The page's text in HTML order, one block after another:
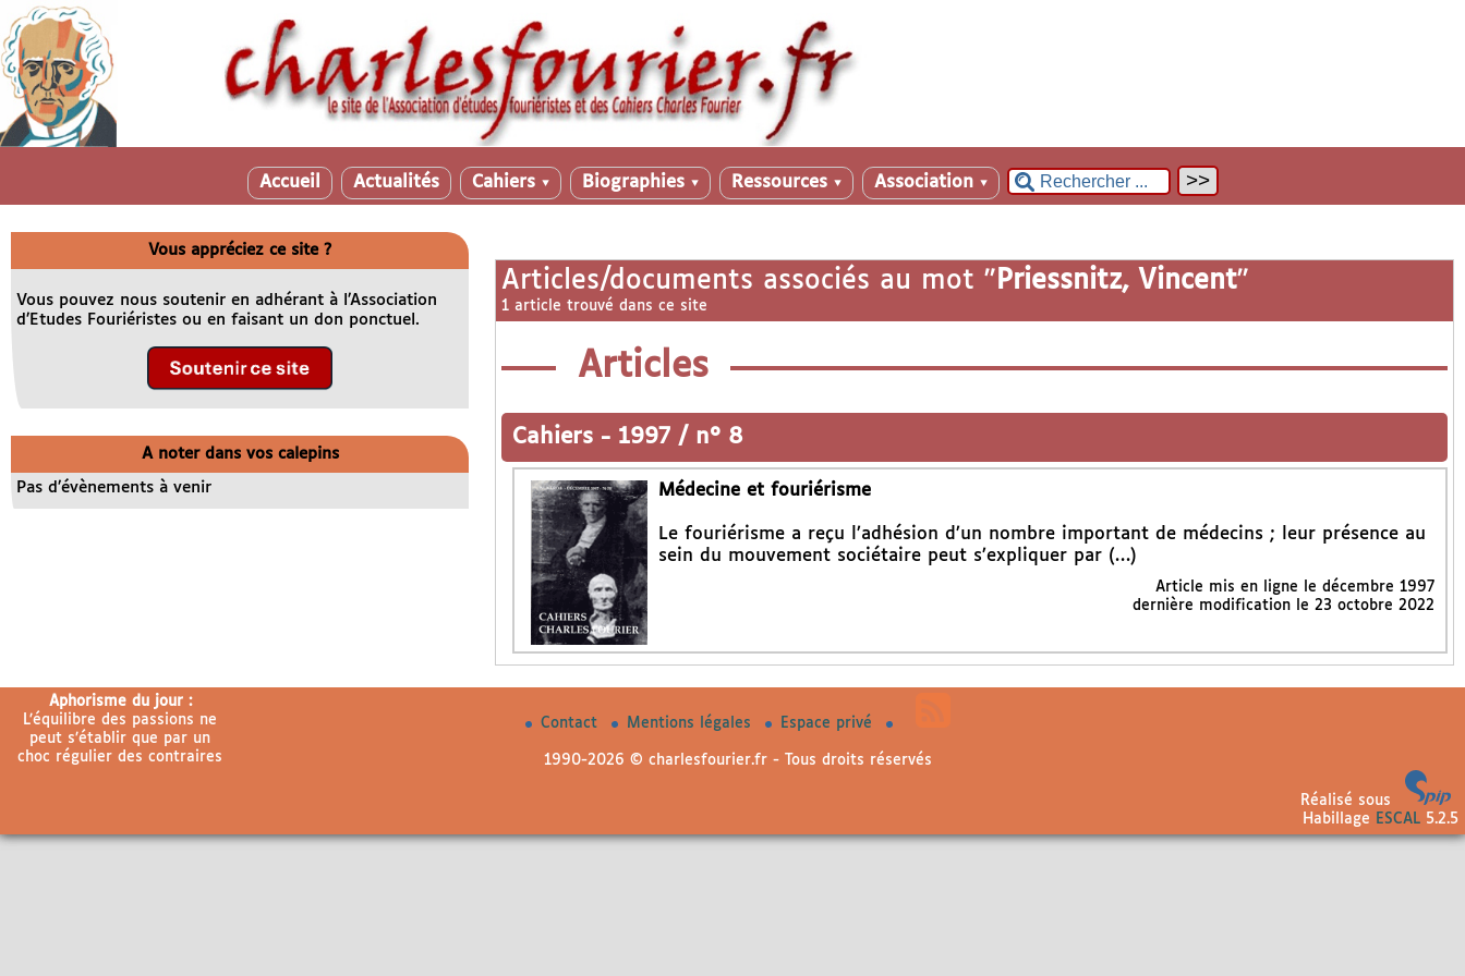
Accueil Actualités Cahiers ▼ Biographies ▼ Ressources ▼ Association ▼
Articles/documents associés au mot " Priessnitz, Vincent"
1 article trouvé dans ce site
Articles
Cahiers - 1997 / n° 8
Médecine et fouriérisme
Le fouriérisme a reçu l’adhésion d’un nombre important de médecins ; leur présence au
sein du mouvement sociétaire peut s’expliquer par (…)
Article mis en ligne le décembre 1997
dernière modification le 23 octobre 2022
Vous appréciez ce site ?
Vous pouvez nous soutenir en adhérant à l’Association
d’Etudes Fouriéristes ou en faisant un don ponctuel.
A noter dans vos calepins
Pas d’évènements à venir
Aphorisme du jour :
L’équilibre des passions ne
peut s’établir que par un
choc régulier des contraires
Contact Mentions légales Espace privé
1990-2026 © charlesfourier.fr - Tous droits réservés
Réalisé sous
Habillage
ESCAL5.2.5